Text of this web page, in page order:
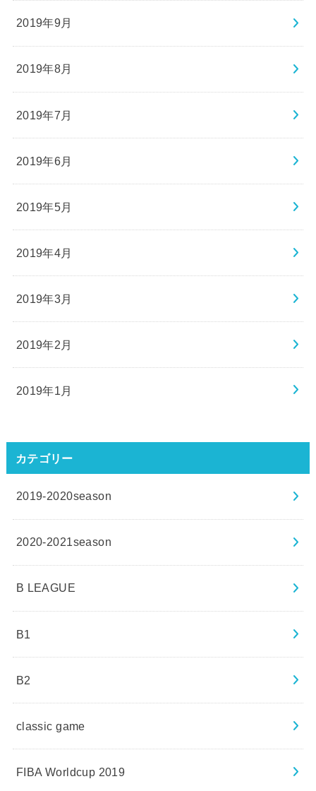
2019年9月
2019年8月
2019年7月
2019年6月
2019年5月
2019年4月
2019年3月
2019年2月
2019年1月
カテゴリー
2019-2020season
2020-2021season
B LEAGUE
B1
B2
classic game
FIBA Worldcup 2019